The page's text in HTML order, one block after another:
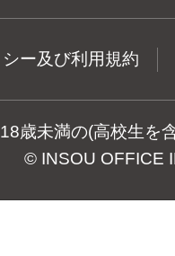
ー及び利用規約
歳未満の(高校生を
© INSOU OFFICE